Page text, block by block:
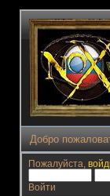
Добро
Пожалуйста,
Войти